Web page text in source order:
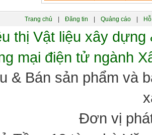
Trang chủ Đăng tin Quảng cáo
thị Vật liệu xây
mại điện tử ngành
& Bán sản phẩm và
Đơn vị